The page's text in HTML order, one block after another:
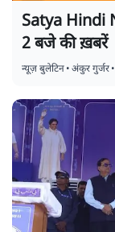
Satya Hindi
2 बजे की ख़बरें
न्यूज़ बुलेटिन•अंकुर गुर्जर•